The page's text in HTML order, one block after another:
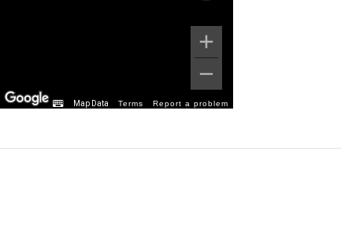
Map Data Terms Report a problem